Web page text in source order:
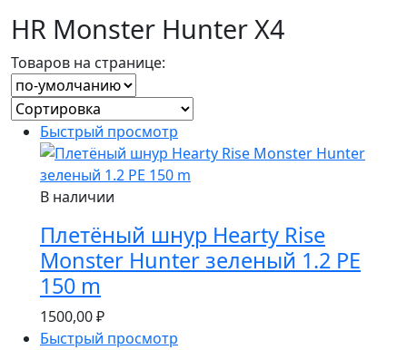
HR Monster Hunter X4
Товаров на странице:
Быстрый просмотр
В наличии
Плетёный шнур Hearty Rise
Monster Hunter зеленый 1.2 PE
150 m
1500,00₽
Быстрый просмотр